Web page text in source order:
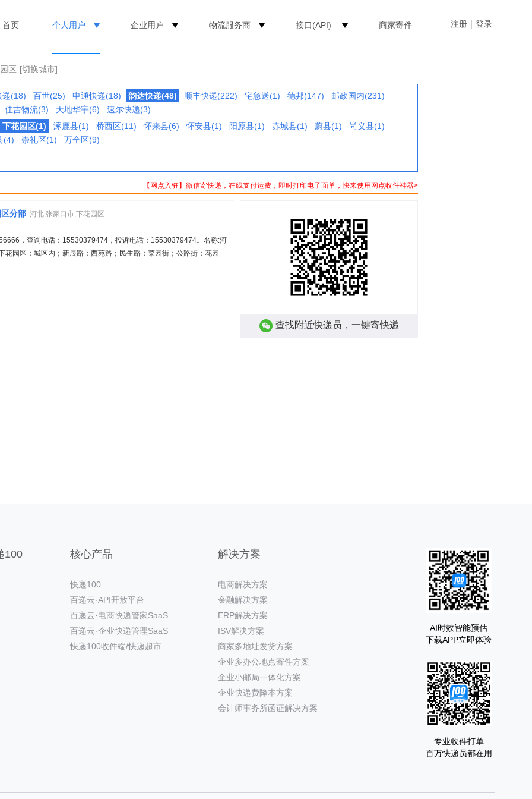
注册 登录
首页 个人用户 企业用户 物流服务商 接口(API) 商家寄件
区 [切换城市]
递(18) 百世(25) 申通快递(18) 韵达快递(48) 顺丰快递(222) 宅急送(1) 德邦(147)
邮政国内(231)
佳吉物流(3) 天地华宇(6)
速尔快递(3)
下花园区(1) 涿鹿县(1) 桥西区(11) 怀来县(6) 怀安县(1) 阳原县(1) 赤城县(1) 蔚县(1)
尚义县(1)
(4) 崇礼区(1)
万全区(9)
【网点入驻】微信寄快递，在线支付运费，即时打印电子面单，快来使用网点收件神器>
分部 河北,张家口市,下花园区
，查询电话：15530379474，投诉电话：15530379474。名称:河
花园区：城区内；新辰路；西苑路；民生路；菜园街；公路街；花园
查找附近快递员，一键寄快递
100 核心产品
快递100
百递云·API开放平台
百递云·电商快递管家SaaS
百递云·企业快递管理SaaS
快递100收件端/快递超市
解决方案
电商解决方案
金融解决方案
ERP解决方案
ISV解决方案
商家多地址发货方案
企业多办公地点寄件方案
企业小邮局一体化方案
企业快递费降本方案
会计师事务所函证解决方案
AI时效智能预估
下载APP立即体验
专业收件打单
百万快递员都在用